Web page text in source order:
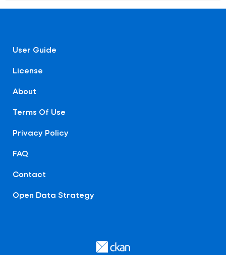
User Guide
License
About
Terms Of Use
Privacy Policy
FAQ
Contact
Open Data Strategy